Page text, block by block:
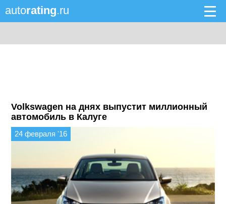
autorating.ru
Volkswagen на днях выпустит миллионный
автомобиль в Калуге
24 февраля '16